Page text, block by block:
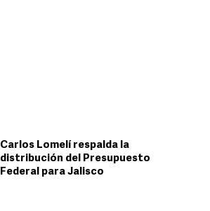
Carlos Lomelí respalda la
distribución del Presupuesto
Federal para Jalisco